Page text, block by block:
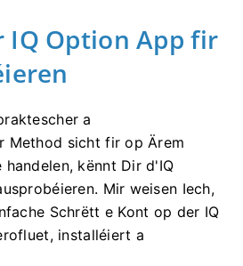
IQ Option App fir
a
Method sicht fir op Ärem
handelen, kënnt Dir d'IQ
Mir weisen Iech,
Schrëtt e Kont op der IQ
installéiert a